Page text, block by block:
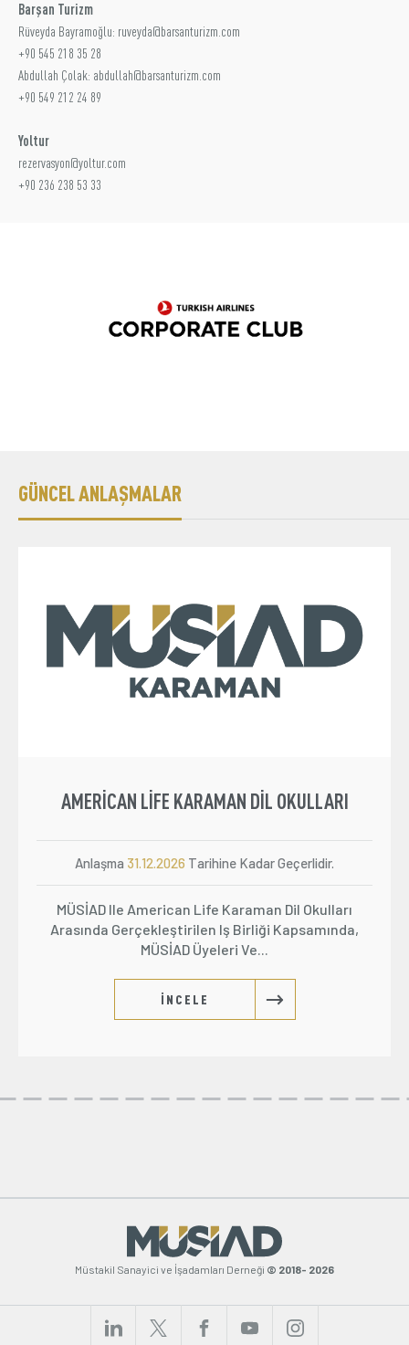
Barşan Turizm
Rüveyda Bayramoğlu: ruveyda@barsanturizm.com
+90 545 218 35 28
Abdullah Çolak: abdullah@barsanturizm.com
+90 549 212 24 89
Yoltur
rezervasyon@yoltur.com
+90 236 238 53 33
GÜNCEL ANLAŞMALAR
AMERICAN LIFE KARAMAN DIL OKULLARI
Anlaşma 31.12.2026 Tarihine Kadar Geçerlidir.
MÜSİAD Ile American Life Karaman Dil Okulları
Arasında Gerçekleştirilen Iş Birliği Kapsamında,
MÜSİAD Üyeleri Ve...
İNCELE
Müstakil Sanayici ve İşadamları Derneği © 2018- 2026